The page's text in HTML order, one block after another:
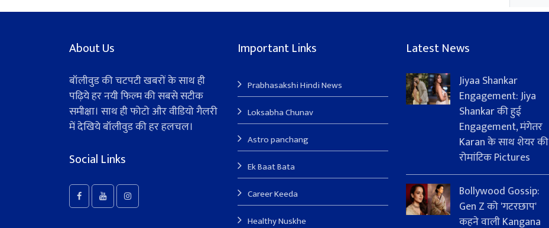
About Us
बॉलीवुड की चटपटी खबरों के साथ ही
पढ़िये हर नयी फिल्म की सबसे सटीक
समीक्षा। साथ ही फोटो और वीडियो गैलरी
में देखिये बॉलीवुड की हर हलचल।
Social Links
Important Links
Prabhasakshi Hindi News
Loksabha Chunav
Astro panchang
Ek Baat Bata
Career Keeda
Healthy Nuskhe
Latest News
Jiyaa Shankar
Engagement: Jiya
Shankar की हुई
Engagement, मंगेतर
Karan के साथ शेयर की
रोमांटिक Pictures
Bollywood Gossip:
Gen Z को 'गटरछाप'
कहने वाली Kangana